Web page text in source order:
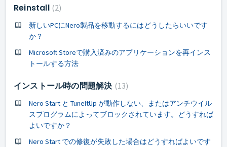
Reinstall 2
新しいPCにNero製品を移動するにはどうしたらいいです
か？
Microsoft Storeで購入済みのアプリケーションを再インス
トールする方法
インストール時の問題解決 13
Nero Start と TuneItUp が動作しない、またはアンチウイル
スプログラムによってブロックされています。どうすれば
よいですか？
Nero Start での修復が失敗した場合はどうすればよいです